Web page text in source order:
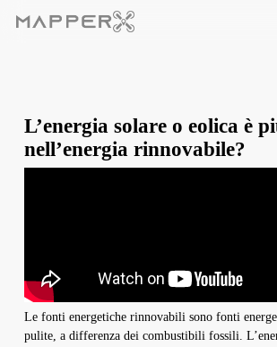
L’energia solare o eolica è
nell’energia rinnovabile?
Le fonti energetiche rinnovabili sono fonti
pulite, a differenza dei combustibili fossili.